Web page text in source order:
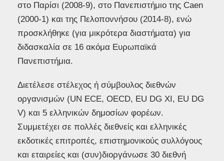
στο Παρίσι (2008-9), στο Πανεπιστήμιο της Caen
(2000-1) και της Πελοποννήσου (2014-8), ενώ
προσκλήθηκε (για μικρότερα διαστήματα) για
διδασκαλία σε 16 ακόμα Ευρωπαϊκά
Πανεπιστήμια.
Διετέλεσε στέλεχος ή σύμβουλος διεθνών
οργανισμών (UN ECE, OECD, EU DG XI, EU DG
V) και 5 ελληνικών δημοσίων φορέων.
Συμμετέχει σε πολλές διεθνείς και ελληνικές
εκδοτικές επιτροπές, επιστημονικούς συλλόγους
και εταιρείες και (συν)διοργάνωσε 30 διεθνή